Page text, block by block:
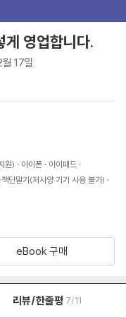
영업합니다.
17일
원) 아이폰
아이패드
책단말기(저사양 기기 사용 불가)
eBook 구매
리뷰/한줄평 7/11